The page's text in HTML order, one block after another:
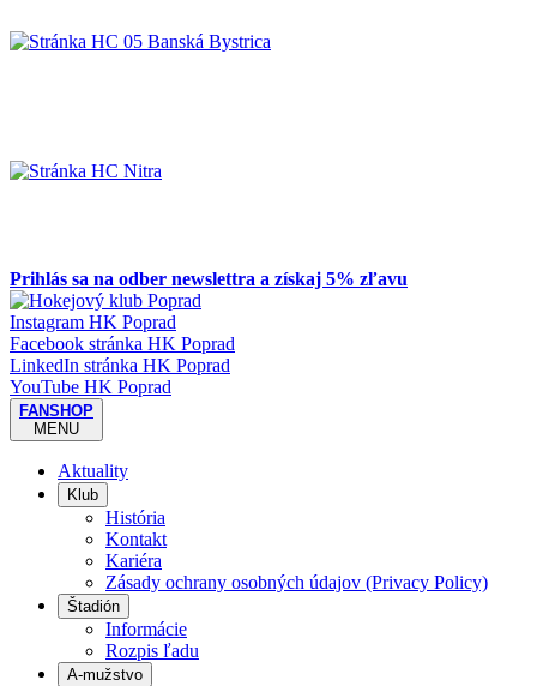
Prihlás sa na odber newslettra a získaj 5% zľavu
Instagram HK Poprad
Facebook stránka HK Poprad
LinkedIn stránka HK Poprad
YouTube HK Poprad
FANSHOP
MENU
Aktuality
Klub
História
Kontakt
Kariéra
Zásady ochrany osobných údajov (Privacy Policy)
Štadión
Informácie
Rozpis ľadu
A-mužstvo